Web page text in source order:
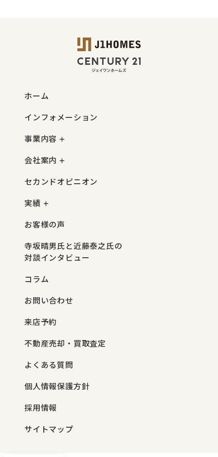
ホーム
インフォメーション
事業内容
会社案内
セカンドオピニオン
実績
お客様の声
寺坂晴男氏と近藤泰之氏の
対談インタビュー
コラム
お問い合わせ
来店予約
不動産売却・買取査定
よくある質問
個人情報保護方針
採用情報
サイトマップ